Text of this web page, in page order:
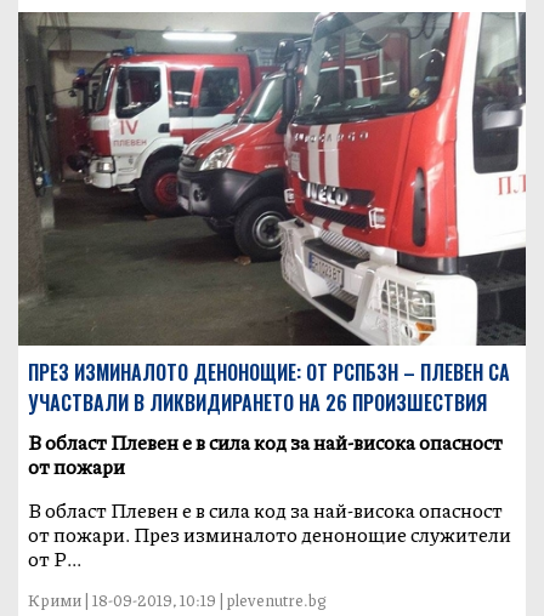
ПРЕЗ ИЗМИНАЛОТО ДЕНОНОЩИЕ: ОТ РСПБЗН – ПЛЕВЕН СА
УЧАСТВАЛИ В ЛИКВИДИРАНЕТО НА 26 ПРОИЗШЕСТВИЯ
В област Плевен е в сила код за най-висока опасност
от пожари
В област Плевен е в сила код за най-висока опасност
от пожари. През изминалото денонощие служители
от Р...
Крими | 18-09-2019, 10:19 | plevenutre.bg